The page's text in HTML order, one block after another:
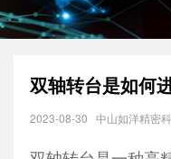
双轴转台是如何
2023-08-30 中山如洋精密